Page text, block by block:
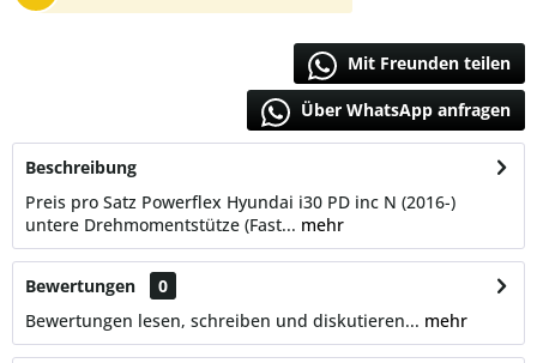
Mit Freunden teilen
Über WhatsApp anfragen
Beschreibung
Preis pro Satz Powerflex Hyundai i30 PD inc N (2016-)
untere Drehmomentstütze (Fast... mehr
Bewertungen
0
Bewertungen lesen, schreiben und diskutieren... mehr